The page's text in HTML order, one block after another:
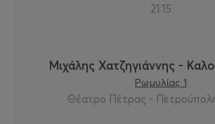
21:15
Μιχάλης Χατζηγιάννης -
Ρωμυλίας 1
Θέατρο Πέτρας -